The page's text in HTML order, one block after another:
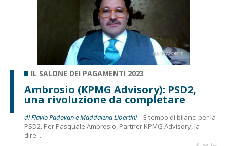
IL SALONE DEI PAGAMENTI 2023
Ambrosio (KPMG Advisory): PSD2,
una rivoluzione da completare
di Flavio Padovan e Maddalena Libertini - È tempo di bilanci per la
PSD2. Per Pasquale Ambrosio, Partner KPMG Advisory, la
dire...